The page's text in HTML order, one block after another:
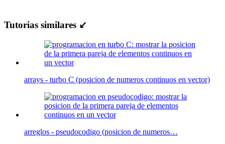
Tutorias similares ↙
arrays - turbo C (posicion de numeros continuos en vector)
arreglos - pseudocodigo (posicion de numeros…